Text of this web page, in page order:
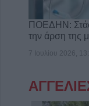
ΠΟΕΔΗΝ:
την άρση της
7 Ιουλίου 2026,